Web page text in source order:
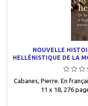
NOUVELLE
HELLÉNISTIQUE DE LA
Cabanes, Pierre. En
11 x 18, 276